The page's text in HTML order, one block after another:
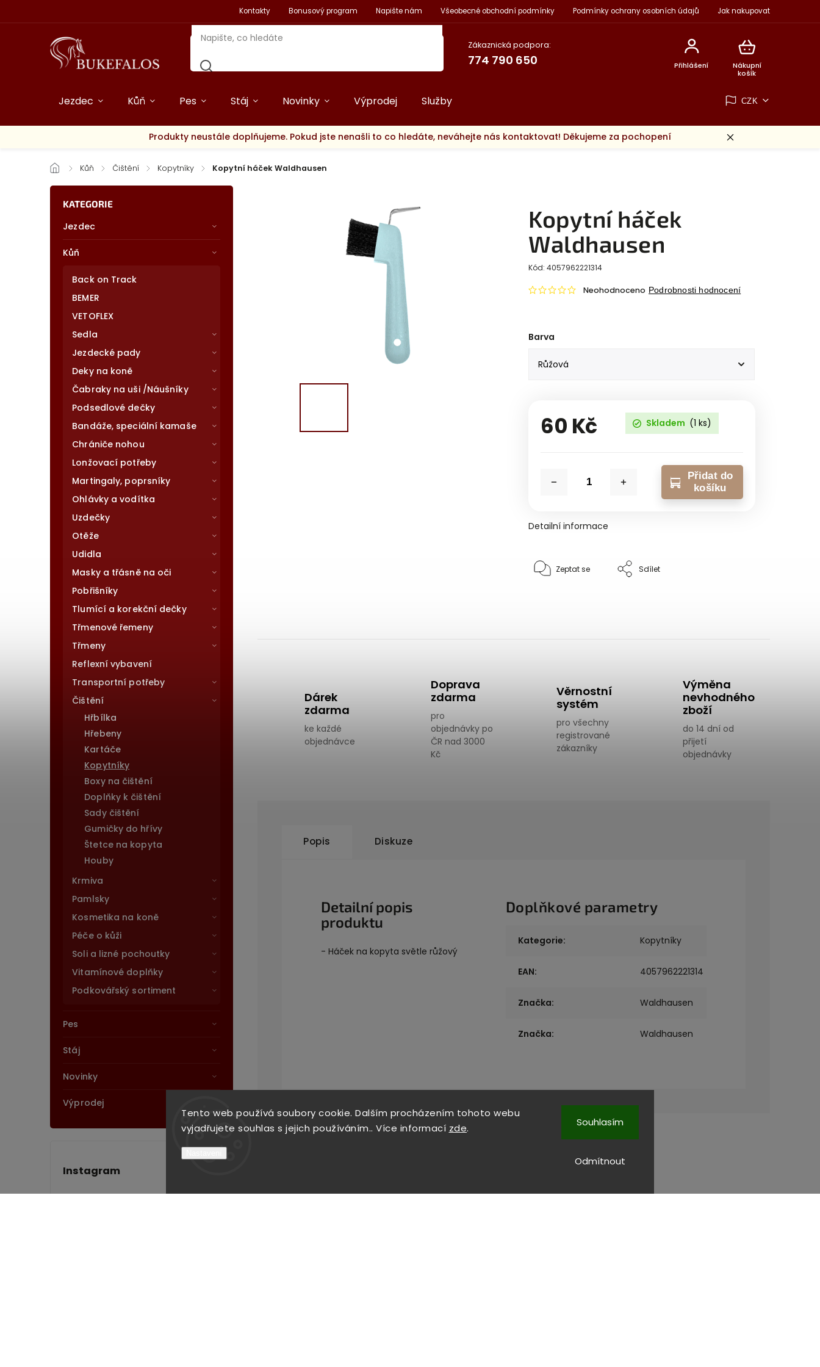
Tento web používá soubory cookie. Dalším procházením tohoto webu
vyjadřujete souhlas s jejich používáním.. Více informací zde.
Odmítnout
Souhlasím
Kontakty Bonusový program Napište nám Všeobecné obchodní podmínky Podmínky ochrany osobních údajů Jak nakupovat
Zákaznická podpora:
774 790 650
Nákupní
košík
Přihlášení
CZK
Jezdec Kůň Pes Stáj Novinky Výprodej Služby
Produkty neustále doplňujeme. Pokud jste nenašli to co hledáte, neváhejte nás kontaktovat! Děkujeme za pochopení
/ Kůň / Čištění / Kopytníky / Kopytní háček Waldhausen
KATEGORIE
Jezdec
Kůň
Back on Track
BEMER
VETOFLEX
Sedla
Jezdecké pady
Deky na koně
Čabraky na uši /Náušníky
Podsedlové dečky
Bandáže, speciální kamaše
Chrániče nohou
Lonžovací potřeby
Martingaly, poprsníky
Ohlávky a vodítka
Uzdečky
Otěže
Udidla
Masky a třásně na oči
Pobřišníky
Tlumící a korekční dečky
Třmenové řemeny
Třmeny
Reflexní vybavení
Transportní potřeby
Čištění
Hřbílka
Hřebeny
Kartáče
Kopytníky
Boxy na čištění
Doplňky k čištění
Sady čištění
Gumičky do hřívy
Štetce na kopyta
Houby
Krmiva
Pamlsky
Kosmetika na koně
Péče o kůži
Soli a lizné pochoutky
Vitamínové doplňky
Podkovářský sortiment
Pes
Stáj
Novinky
Výprodej
Instagram
Kopytní háček
Waldhausen
Kód: 4057962221314
Neohodnoceno Podrobnosti hodnocení
Barva
60 Kč Skladem (1 ks)
Přidat do
košíku
Detailní informace
Zeptat se Sdílet
Dárek
zdarma
ke každé
objednávce
Doprava
zdarma
pro
objednávky po
ČR nad 3000
Kč
Věrnostní
systém
pro všechny
registrované
zákazníky
Výměna
nevhodného
zboží
do 14 dní od
přijetí
objednávky
Popis Diskuze
Detailní popis
produktu
- Háček na kopyta světle růžový
Doplňkové parametry
Kategorie: Kopytníky
EAN: 4057962221314
Značka: Waldhausen
Značka: Waldhausen